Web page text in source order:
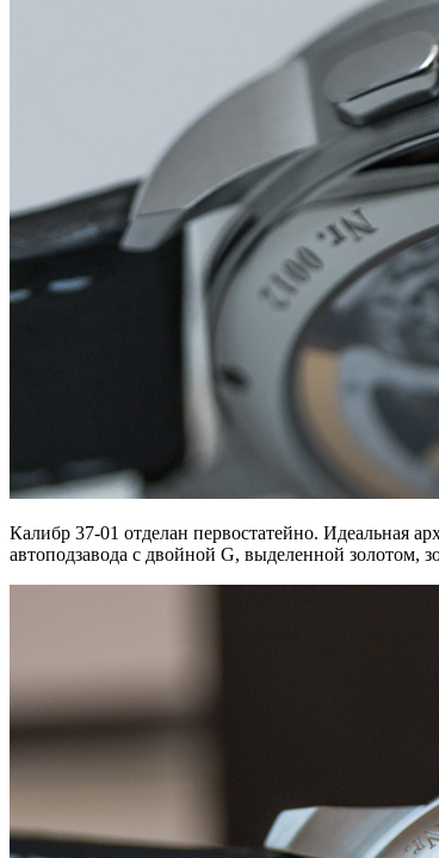
Калибр 37-01 отделан первостатейно. Идеальная
автоподзавода с двойной G, выделенной золотом,